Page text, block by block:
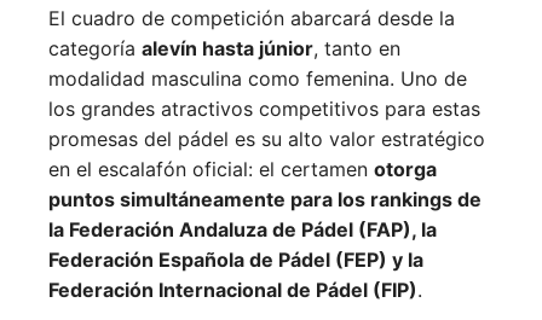
El cuadro de competición abarcará desde la
categoría alevín hasta júnior, tanto en
modalidad masculina como femenina. Uno de
los grandes atractivos competitivos para estas
promesas del pádel es su alto valor estratégico
en el escalafón oficial: el certamen otorga
puntos simultáneamente para los rankings de
la Federación Andaluza de Pádel (FAP), la
Federación Española de Pádel (FEP) y la
Federación Internacional de Pádel (FIP).